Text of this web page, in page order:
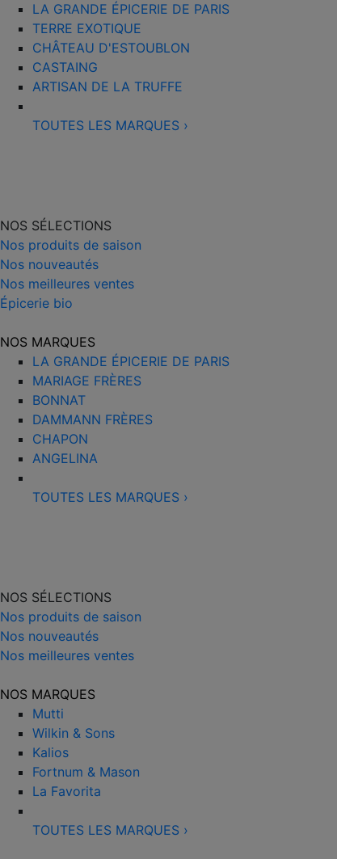
LA GRANDE ÉPICERIE DE PARIS
TERRE EXOTIQUE
CHÂTEAU D'ESTOUBLON
CASTAING
ARTISAN DE LA TRUFFE
TOUTES LES MARQUES ›
NOS SÉLECTIONS
Nos produits de saison
Nos nouveautés
Nos meilleures ventes
Épicerie bio
NOS MARQUES
LA GRANDE ÉPICERIE DE PARIS
MARIAGE FRÈRES
BONNAT
DAMMANN FRÈRES
CHAPON
ANGELINA
TOUTES LES MARQUES ›
NOS SÉLECTIONS
Nos produits de saison
Nos nouveautés
Nos meilleures ventes
NOS MARQUES
Mutti
Wilkin & Sons
Kalios
Fortnum & Mason
La Favorita
TOUTES LES MARQUES ›